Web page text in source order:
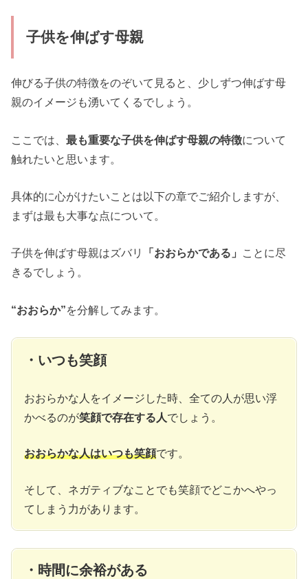
子供を伸ばす母親
伸びる子供の特徴をのぞいて見ると、少しずつ伸ばす母
親のイメージも湧いてくるでしょう。
ここでは、最も重要な子供を伸ばす母親の特徴について
触れたいと思います。
具体的に心がけたいことは以下の章でご紹介しますが、
まずは最も大事な点について。
子供を伸ばす母親はズバリ 「おおらかである」 ことに尽
きるでしょう。
“おおらか”を分解してみます。
・いつも笑顔
おおらかな人をイメージした時、全ての人が思い浮
かべるのが笑顔で存在する人でしょう。
おおらかな人はいつも笑顔です。
そして、ネガティブなことでも笑顔でどこかへやっ
てしまう力があります。
・時間に余裕がある